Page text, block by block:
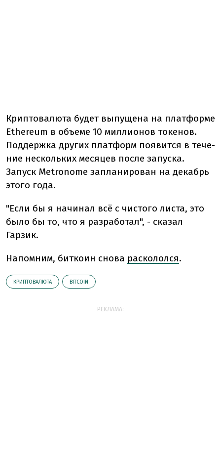
Криптовалюта будет выпущена на плат­фор­ме
Ethereum в объеме 10 миллионов токенов.
Поддерж­ка дру­гих платформ по­явит­ся в те­че­
ние несколь­ких ме­ся­цев после за­пус­ка.
Запуск Metronome запланирован на декабрь
этого года.
"Если бы я начинал всё с чистого листа, это
было бы то, что я разработал", - сказал
Гарзик.
Напомним, биткоин снова раскололся.
КРИПТОВАЛЮТА BITCOIN
РЕКЛАМА: